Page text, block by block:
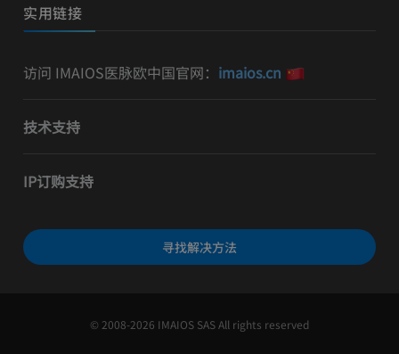
实用链接
访问 IMAIOS医脉欧中国官网： imaios.cn
技术支持
IP订购支持
寻找解决方法
© 2008-2026 IMAIOS SAS All rights reserved